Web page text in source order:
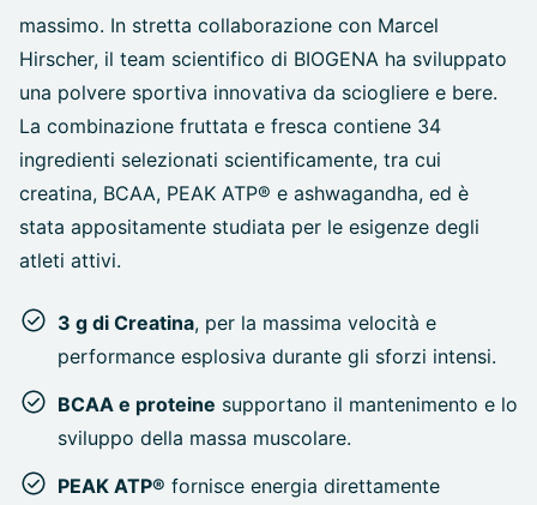
massimo. In stretta collaborazione con Marcel
Hirscher, il team scientifico di BIOGENA ha sviluppato
una polvere sportiva innovativa da sciogliere e bere.
La combinazione fruttata e fresca contiene 34
ingredienti selezionati scientificamente, tra cui
creatina, BCAA, PEAK ATP® e ashwagandha, ed è
stata appositamente studiata per le esigenze degli
atleti attivi.
3 g di Creatina, per la massima velocità e
performance esplosiva durante gli sforzi intensi.
BCAA e proteine supportano il mantenimento e lo
sviluppo della massa muscolare.
PEAK ATP® fornisce energia direttamente